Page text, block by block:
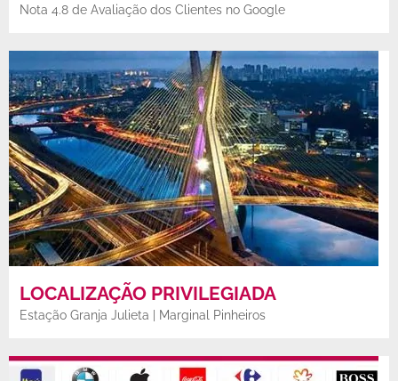
Nota 4.8 de Avaliação dos Clientes no Google
LOCALIZAÇÃO PRIVILEGIADA
Estação Granja Julieta | Marginal Pinheiros